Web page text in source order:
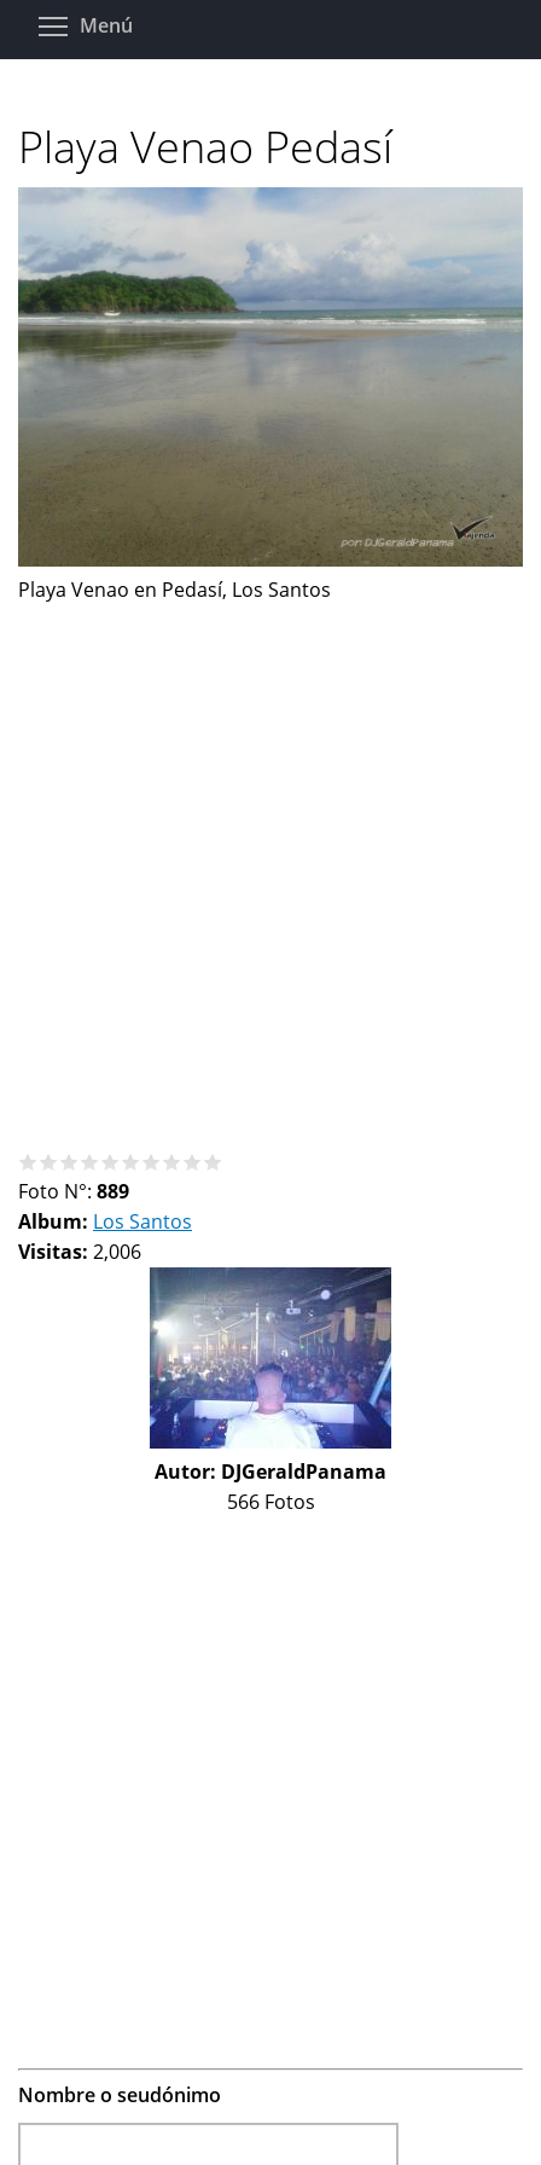
Pasar
Menú
Playa Venao Pedasí
Playa Venao en Pedasí, Los Santos
Foto N°: 889
Album: Los Santos
Visitas: 2,006
Autor: DJGeraldPanama
566 Fotos
Nombre o seudónimo